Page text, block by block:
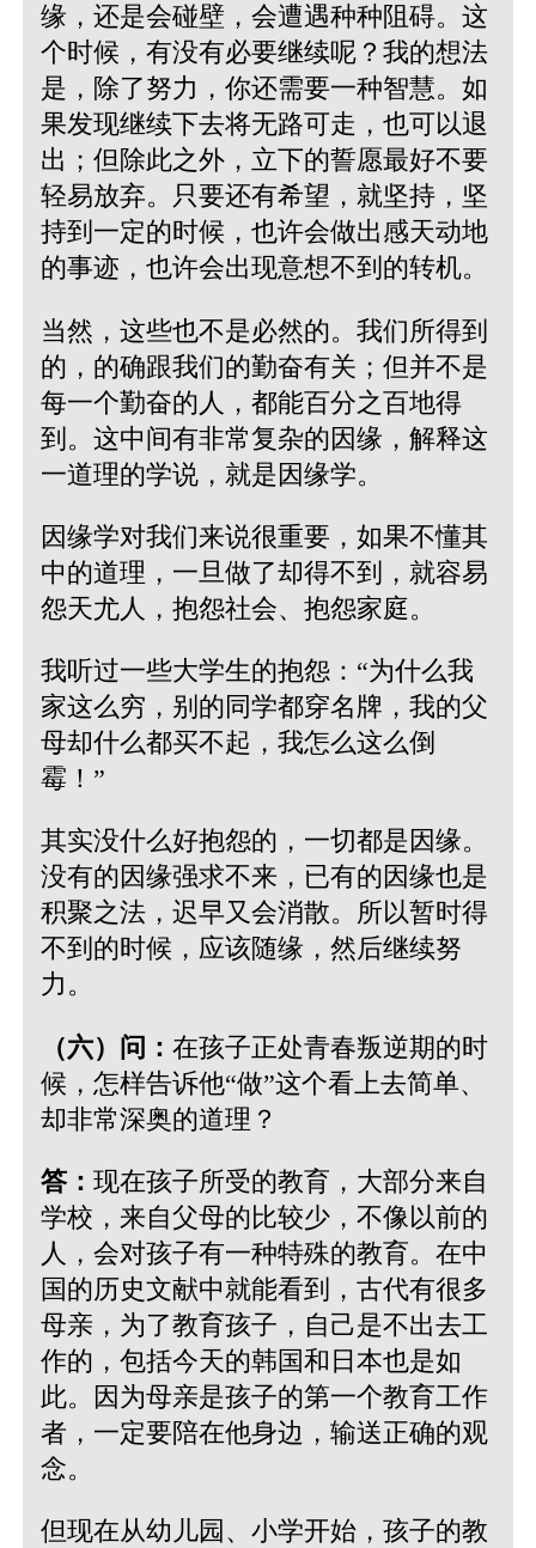
缘，还是会碰壁，会遭遇种种阻碍。这
个时候，有没有必要继续呢？我的想法
是，除了努力，你还需要一种智慧。如
果发现继续下去将无路可走，也可以退
出；但除此之外，立下的誓愿最好不要
轻易放弃。只要还有希望，就坚持，坚
持到一定的时候，也许会做出感天动地
的事迹，也许会出现意想不到的转机。
当然，这些也不是必然的。我们所得到
的，的确跟我们的勤奋有关；但并不是
每一个勤奋的人，都能百分之百地得
到。这中间有非常复杂的因缘，解释这
一道理的学说，就是因缘学。
因缘学对我们来说很重要，如果不懂其
中的道理，一旦做了却得不到，就容易
怨天尤人，抱怨社会、抱怨家庭。
我听过一些大学生的抱怨：“为什么我
家这么穷，别的同学都穿名牌，我的父
母却什么都买不起，我怎么这么倒
霉！”
其实没什么好抱怨的，一切都是因缘。
没有的因缘强求不来，已有的因缘也是
积聚之法，迟早又会消散。所以暂时得
不到的时候，应该随缘，然后继续努
力。
（六）问： 在孩子正处青春叛逆期的时
候，怎样告诉他“做”这个看上去简单、
却非常深奥的道理？
答： 现在孩子所受的教育，大部分来自
学校，来自父母的比较少，不像以前的
人，会对孩子有一种特殊的教育。在中
国的历史文献中就能看到，古代有很多
母亲，为了教育孩子，自己是不出去工
作的，包括今天的韩国和日本也是如
此。因为母亲是孩子的第一个教育工作
者，一定要陪在他身边，输送正确的观
念。
但现在从幼儿园、小学开始，孩子的教